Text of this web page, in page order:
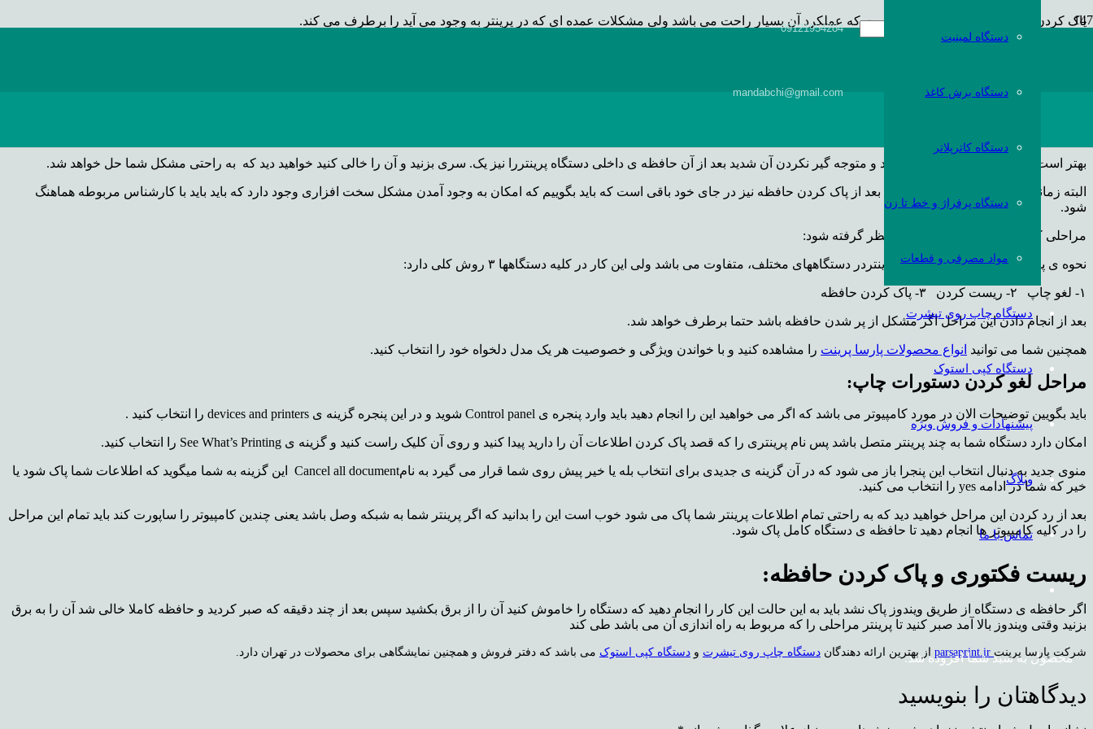
09121954284
mandabchi@gmail.com
دستگاه لمینیت
دستگاه برش کاغذ
دستگاه کاترپلاتر
دستگاه پرفراژ و خط تا زن
مواد مصرفی و قطعات
دستگاه چاپ روی تیشرت
دستگاه کپی استوک
پیشنهادات و فروش ویژه
وبلاگ
تماس با ما
محصولبه سبد شما افزوده شد.
پاک کردن حافظه پرینتر جزو مسائلی است که عملکرد آن بسیار راحت می باشد ولی مشکلات عمده ای که در پرینتر به وجود می آید را برطرف می کند.
بهتر است بعد از اینکه کاغذ را چک کردید و متوجه گیر نکردن آن شدید بعد از آن حافظه ی داخلی دستگاه پرینتررا نیز یک. سری بزنید و آن را خالی کنید خواهید دید که به راحتی مشکل شما حل خواهد شد.
البته زمانهایی است که این مشکل حتی بعد از پاک کردن حافظه نیز در جای خود باقی است که باید بگوییم که امکان به وجود آمدن مشکل سخت افزاری وجود دارد که باید باید با کارشناس مربوطه هماهنگ
شود.
مراحلی که برای پاک کردن حافظه در نظر گرفته شود:
نحوه ی پاک کردن حافظه ی دستگاه پرینتردر دستگاههای مختلف، متفاوت می باشد ولی این کار در کلیه دستگاهها ۳ روش کلی دارد:
۱- لغو چاپ ۲- ریست کردن ۳- پاک کردن حافظه
بعد از انجام دادن این مراحل اگر مشکل از پر شدن حافظه باشد حتما برطرف خواهد شد.
همچنین شما می توانید انواع محصولات پارسا پرینت را مشاهده کنید و با خواندن ویژگی و خصوصیت هر یک مدل دلخواه خود را انتخاب کنید.
مراحل لغو کردن دستورات چاپ:
باید بگویین توضیحات الان در مورد کامپیوتر می باشد که اگر می خواهید این را انجام دهید باید وارد پنجره ی Control panel شوید و در این پنجره گزینه ی devices and printers را انتخاب کنید .
امکان دارد دستگاه شما به چند پرینتر متصل باشد پس نام پرینتری را که قصد پاک کردن اطلاعات آن را دارید پیدا کنید و روی آن کلیک راست کنید و گزینه ی See What’s Printing را انتخاب کنید.
منوی جدید به دنبال انتخاب این پنجرا باز می شود که در آن گزینه ی جدیدی برای انتخاب بله یا خیر پیش روی شما قرار می گیرد به نامCancel all document این گزینه به شما میگوید که اطلاعات شما پاک شود یا
خیر که شما در ادامه yes را انتخاب می کنید.
بعد از رد کردن این مراحل خواهید دید که به راحتی تمام اطلاعات پرینتر شما پاک می شود خوب است این را بدانید که اگر پرینتر شما به شبکه وصل باشد یعنی چندین کامپیوتر را ساپورت کند باید تمام این مراحل
را در کلیه کامپیوتر ها انجام دهید تا حافظه ی دستگاه کامل پاک شود.
ریست فکتوری و پاک کردن حافظه:
اگر حافظه ی دستگاه از طریق ویندوز پاک نشد باید به این حالت این کار را انجام دهید که دستگاه را خاموش کنید آن را از برق بکشید سپس بعد از چند دقیقه که صبر کردید و حافظه کاملا خالی شد آن را به برق
بزنید وقتی ویندوز بالا آمد صبر کنید تا پرینتر مراحلی را که مربوط به راه اندازی آن می باشد طی کند
شرکت پارسا پرینت از بهترین ارائه دهندگان دستگاه چاپ روی تیشرت و دستگاه کپی استوک می باشد که دفتر فروش و همچنین نمایشگاهی برای محصولات در تهران دارد.
دیدگاهتان را بنویسید